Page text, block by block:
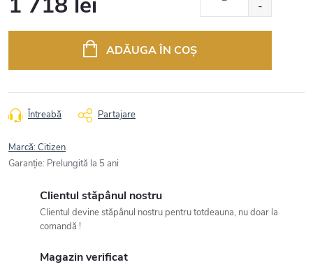
ADĂUGA ÎN COŞ
Întreabă Partajare
Marcă:Citizen
Garanţie: Prelungită la 5 ani
Clientul stăpânul nostru
Clientul devine stăpânul nostru pentru totdeauna, nu doar la
comandă !
Magazin verificat